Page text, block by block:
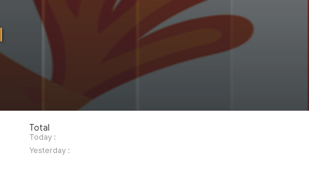
방
문
자
수
Total
Today :
Yesterday :